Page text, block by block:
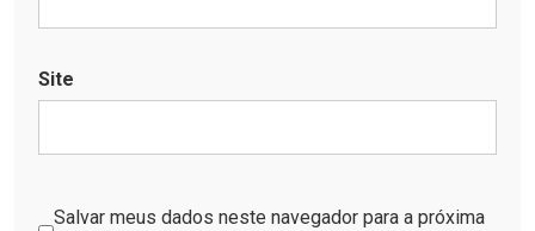
Site
Salvar meus dados neste navegador para a próxima